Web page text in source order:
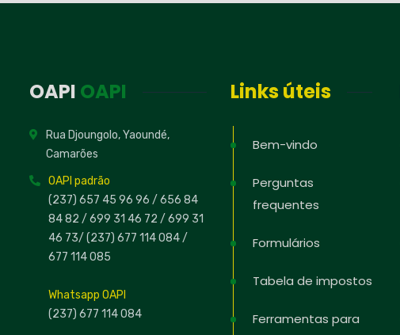
OAPI OAPI
Rua Djoungolo, Yaoundé,
Camarões
OAPI padrão
(237) 657 45 96 96 / 656 84
84 82 / 699 31 46 72 / 699 31
46 73/ (237) 677 114 084 /
677 114 085
Whatsapp OAPI
(237) 677 114 084
Links úteis
Bem-vindo
Perguntas
frequentes
Formulários
Tabela de impostos
Ferramentas para